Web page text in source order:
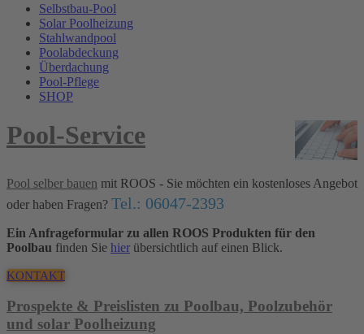
Selbstbau-Pool
Solar Poolheizung
Stahlwandpool
Poolabdeckung
Überdachung
Pool-Pflege
SHOP
Pool-Service
Pool selber bauen mit ROOS - Sie möchten ein kostenloses Angebot
oder haben Fragen? Tel.: 06047-2393
Ein Anfrageformular zu allen ROOS Produkten für den
Poolbau finden Sie hier übersichtlich auf einen Blick.
KONTAKT
Prospekte & Preislisten zu Poolbau, Poolzubehör
und solar Poolheizung